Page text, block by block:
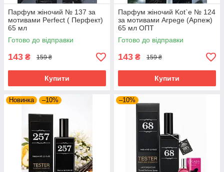
Парфум жіночий № 137 за
мотивами Perfect ( Перфект)
65 мл
Готово до відправки
143 ₴ 159 ₴
Купити
Парфум жіночий Kot`e № 124
за мотивами Arpege (Арпеж)
65 мл ОПТ
Готово до відправки
143 ₴ 159 ₴
Купити
Новинка –10% –10%